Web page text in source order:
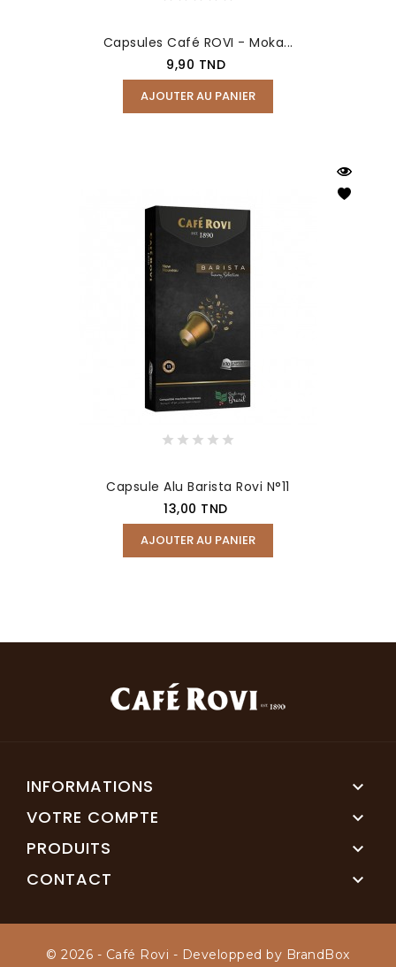
Capsules Café ROVI - Moka...
Prix
9,90 TND
AJOUTER AU PANIER
Capsule Alu Barista Rovi N°11
Prix
13,00 TND
AJOUTER AU PANIER
INFORMATIONS 
VOTRE COMPTE 
PRODUITS 
CONTACT 
© 2026 - Café Rovi - Developped by BrandBox